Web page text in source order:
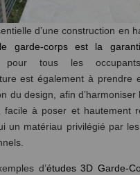
d’une construction en
le garde-corps est la
pour tous les
est également à prendre
du design, afin d’harmoniser
facile à poser et hautement
un matériau privilégié par
d’études 3D Garde-